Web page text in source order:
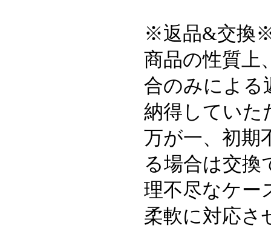
※返品&交換
商品の性質上
合のみによる
納得していた
万が一、初期
る場合は交換
理不尽なケー
柔軟に対応さ